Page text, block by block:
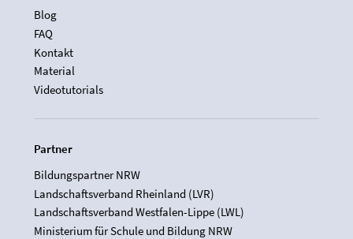
Blog
FAQ
Kontakt
Material
Videotutorials
Partner
Bildungspartner NRW
Landschaftsverband Rheinland (LVR)
Landschaftsverband Westfalen-Lippe (LWL)
Ministerium für Schule und Bildung NRW